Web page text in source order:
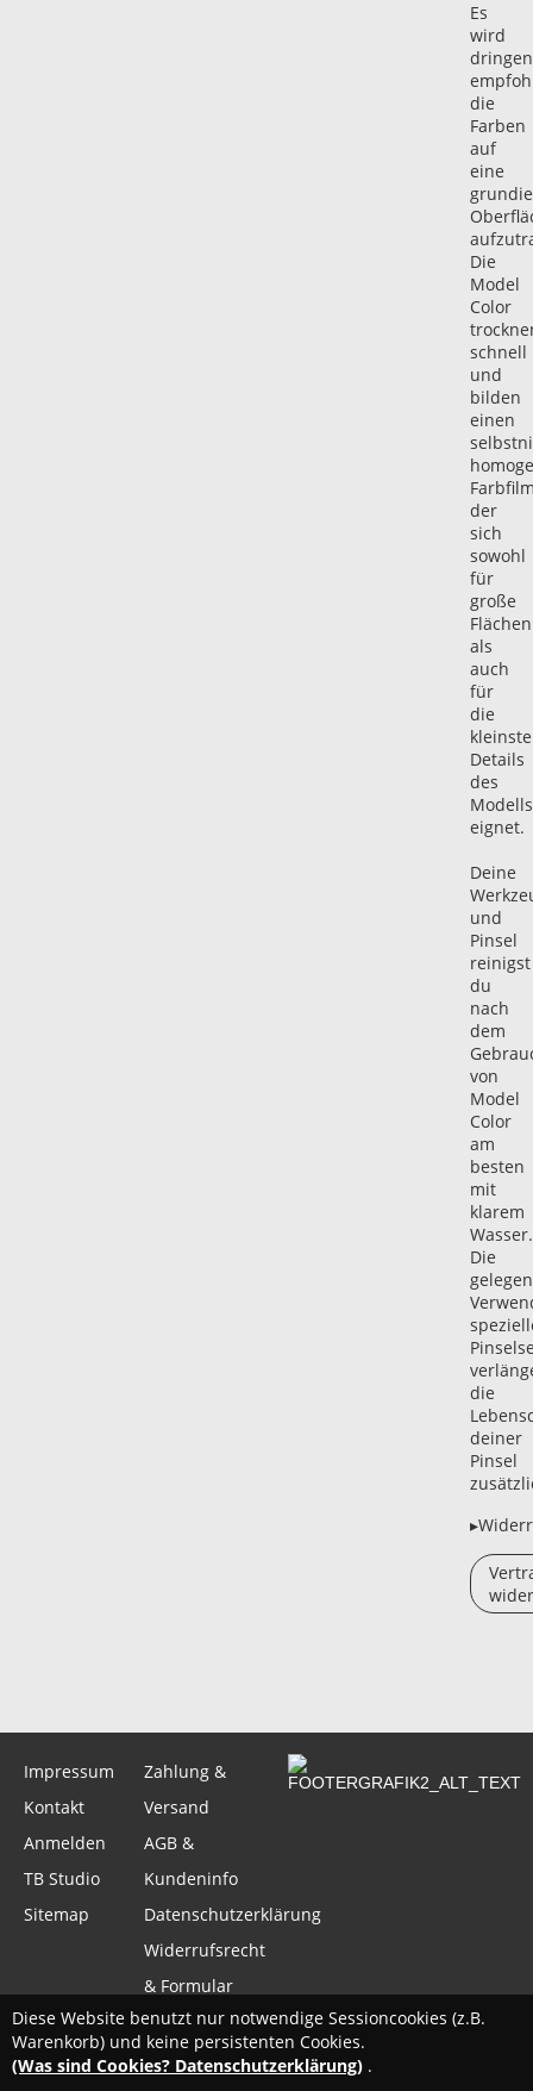
Diese Website benutzt nur notwendige Sessioncookies (z.B.
Warenkorb) und keine persistenten Cookies.
(Was sind Cookies? Datenschutzerklärung) .
Es
wird
die
Farben
auf
eine
Die
Model
Color
schnell
und
bilden
einen
der
sich
sowohl
für
große
Flächen
als
auch
für
die
Details
des
Modells
eignet.
Deine
und
Pinsel
reinigst
du
nach
dem
von
Model
Color
am
besten
mit
klarem
Wasser.
Die
die
deiner
Pinsel
Impressum
Kontakt
Anmelden
TB Studio
Sitemap
Zahlung &
Versand
AGB &
Kundeninfo
Datenschutzerklärung
Widerrufsrecht
& Formular